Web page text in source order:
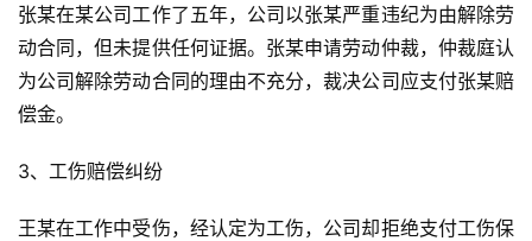
张某在某公司工作了五年，公司以张某严重违纪为由解除劳
动合同，但未提供任何证据。张某申请劳动仲裁，仲裁庭认
为公司解除劳动合同的理由不充分，裁决公司应支付张某赔
偿金。
3、工伤赔偿纠纷
王某在工作中受伤，经认定为工伤，公司却拒绝支付工伤保